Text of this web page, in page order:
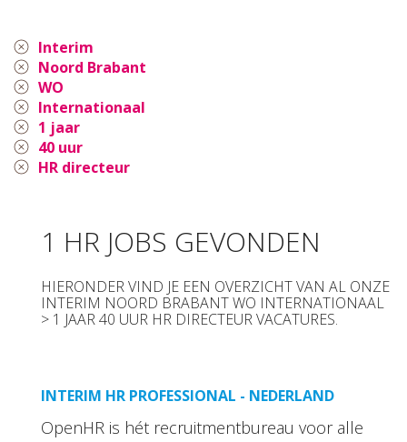
Interim
Noord Brabant
WO
Internationaal
1 jaar
40 uur
HR directeur
1 HR JOBS GEVONDEN
HIERONDER VIND JE EEN OVERZICHT VAN AL ONZE
INTERIM NOORD BRABANT WO INTERNATIONAAL
> 1 JAAR 40 UUR HR DIRECTEUR VACATURES.
INTERIM HR PROFESSIONAL - NEDERLAND
OpenHR is hét recruitmentbureau voor alle